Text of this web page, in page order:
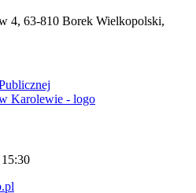
4, 63-810 Borek Wielkopolski,